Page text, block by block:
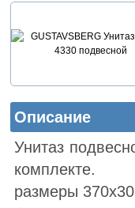
Описание
Унитаз
комплекте.
размеры